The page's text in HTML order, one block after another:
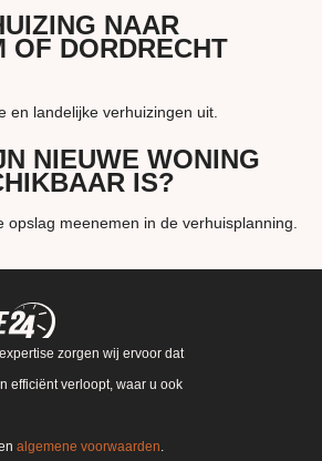
NAAR
OF DORDRECHT
en landelijke verhuizingen uit.
NIEUWE WONING
IS?
opslag meenemen in de verhuisplanning.
zorgen wij ervoor dat
efficiënt verloopt, waar u ook
algemene voorwaarden.